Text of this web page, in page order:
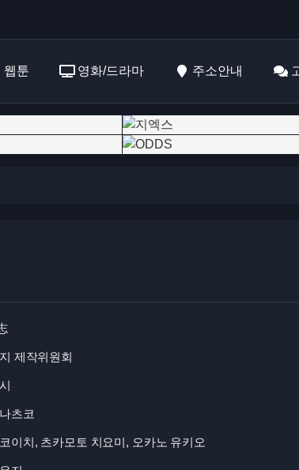
웹툰 영화/드라마 주소안내
제작위원회
츠코
이치, 츠카모토 치요미, 오카노 유키오